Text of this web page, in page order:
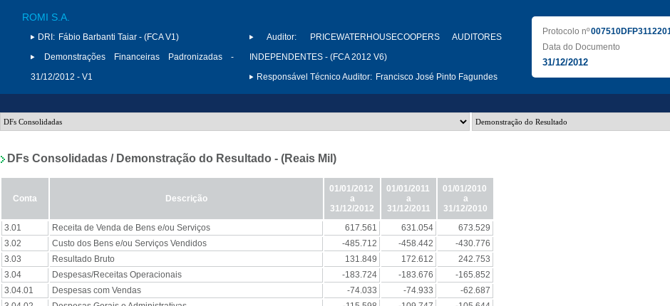
ROMI S.A.
DRI: Fábio Barbanti Taiar - (FCA V1)
Demonstrações Financeiras Padronizadas -
31/12/2012 - V1
Auditor:
PRICEWATERHOUSECOOPERS AUDITORES
INDEPENDENTES - (FCA 2012 V6)
Responsável Técnico Auditor: Francisco José Pinto Fagundes
Protocolo nº
Data do Documento
31/12/2012